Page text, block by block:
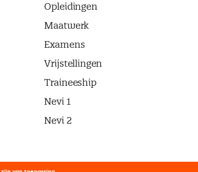
Opleidingen
Maatwerk
Examens
Vrijstellingen
Traineeship
Nevi 1
Nevi 2